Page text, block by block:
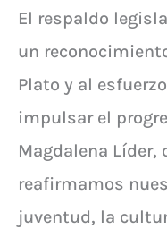
El respaldo
un
Plato y al
impulsar el
Magdalena Líder,
reafirmamos
juventud, la